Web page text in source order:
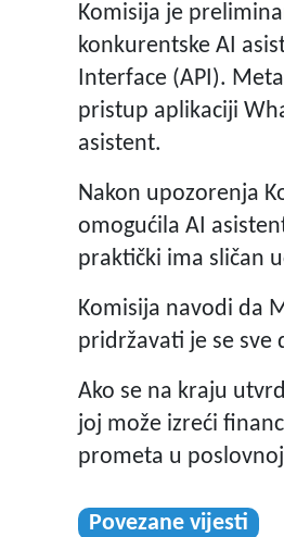
Komisija je
konkurentske AI
Interface (API).
pristup aplikaciji
asistent.
Nakon upozorenja
omogućila AI
praktički ima sličan
Komisija navodi da
pridržavati je se sve
Ako se na kraju
joj može izreći
prometa u
Povezane vijesti